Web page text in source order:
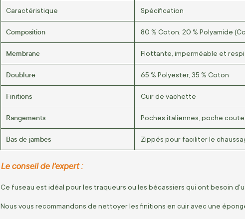
Caractéristique Spécification
Composition 80 % Coton, 20 % Polyamide
Membrane Flottante, imperméable et
Doublure 65 % Polyester, 35 % Coton
Finitions Cuir de vachette
Rangements Poches italiennes, poche
Bas de jambes Zippés pour faciliter le
Le conseil de l'expert :
Ce fuseau est idéal pour les traqueurs ou les bécassiers qui ont besoin
Nous vous recommandons de nettoyer les finitions en cuir avec une